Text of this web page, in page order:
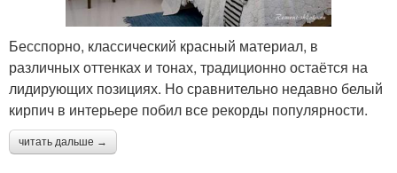
Бесспорно, классический красный материал, в
различных оттенках и тонах, традиционно остаётся на
лидирующих позициях. Но сравнительно недавно белый
кирпич в интерьере побил все рекорды популярности.
читать дальше →